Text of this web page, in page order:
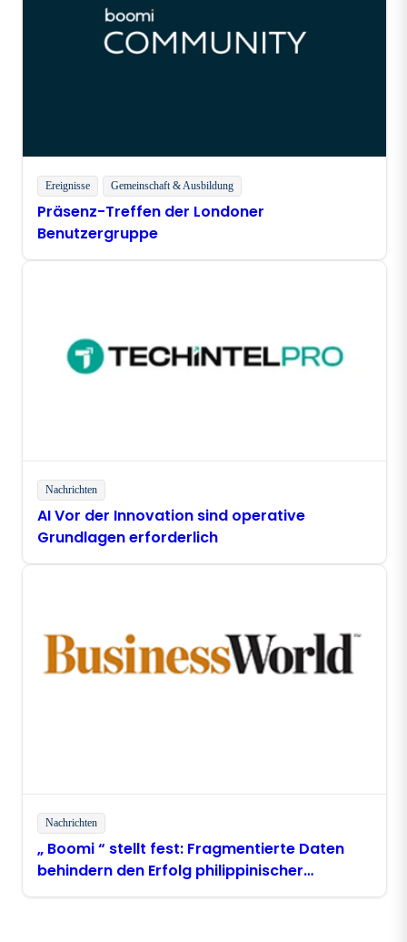
Ereignisse Gemeinschaft & Ausbildung
Präsenz-Treffen der Londoner
Benutzergruppe
Nachrichten
AI Vor der Innovation sind operative
Grundlagen erforderlich
Nachrichten
„ Boomi “ stellt fest: Fragmentierte Daten
behindern den Erfolg philippinischer
Unternehmen im Bereich „ AI “